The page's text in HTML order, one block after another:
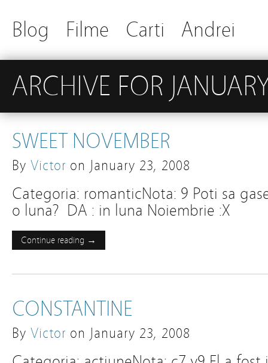
Blog Filme Carti Andrei
ARCHIVE FOR
SWEET NOVEMBER
By Victor on January 23, 2008
Categoria: romanticNota: 9 Poti sa
o luna? DA : in luna Noiembrie :X
Continue reading →
CONSTANTINE
By Victor on January 23, 2008